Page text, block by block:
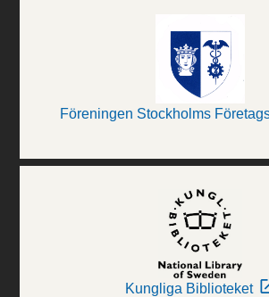
Föreningen Stockholms
Kungliga Biblioteket